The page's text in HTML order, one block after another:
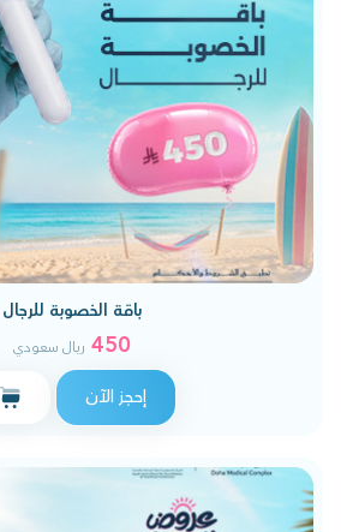
باقة الخصوبة للرجال
450 ريال سعودي
إحجز الآن